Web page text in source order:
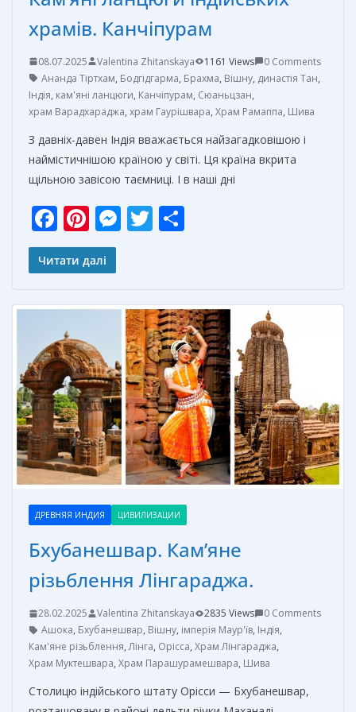
храмів. Канчіпурам
08.07.2025 Valentina Zhitanskaya 1161 Views
0 Comments
Ананда Тіртхам, Бодгідгарма, Брахма, Вішну, династія Тан,
Індія, кам'яні ланцюги, Канчіпурам, Сюаньцзан,
храм Варадхараджа, храм Гаурішвара, Храм Рамаппа, Шива
З давніх-давен Індія вважається найзагадковішою і
наймістичнішою країною у світі. Ця країна вкрита
щільною завісою таємниці. І в наші дні
F
ac
e
o
o
k
Pi
nt
er
st
M
n
g
er
T
а
в
и
т
ь
Читати далі
ДРЕВНЯЯ ИНДИЯ ЦИВИЛИЗАЦИИ
Бхубанешвар. Кам’яне
різьблення Лінгараджа.
28.02.2025 Valentina Zhitanskaya 2835 Views
0 Comments
Ашока, Бхубанешвар, Вішну, імперія Маур'їв, Індія,
Кам'яне різьблення,Лінга, Орісса, Храм Лінгараджа,
Храм Муктешвара, Храм Парашурамешвара, Шива
Столицю індійського штату Орісси — Бхубанешвар,